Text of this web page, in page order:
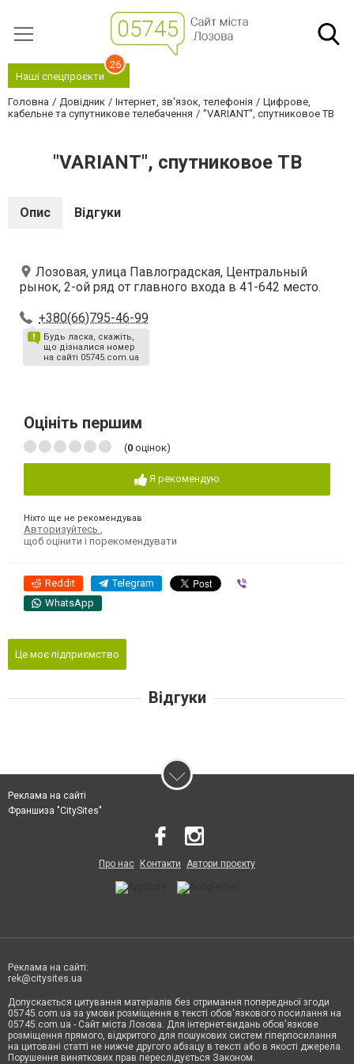
Наші спецпроєкти
26
Головна Довідник Інтернет, зв'язок, телефонія
Цифрове,
кабельне та супутникове телебачення
"VARIАNT", спутниковое ТВ
"VARIАNT", спутниковое ТВ
Опис Відгуки
Лозовая, улица Павлоградская, Центральный
рынок, 2-ой ряд от главного входа в 41-642 место.
+380(66)795-46-99
Будь ласка, скажіть,
що дізналися номер
на сайті 05745.com.ua
Оцініть першим
(0 оцінок)
Я рекомендую
Ніхто ще не рекомендував
Авторизуйтесь
щоб оцінити і порекомендувати
Reddit Telegram
WhatsApp
Це моє підприємство
Відгуки
Реклама на сайті
Франшиза "CitySites"
Про нас Контакти Автори проєкту
Реклама на сайті:
rek@citysites.ua
Допускається цитування матеріалів без отримання попередньої згоди
05745.com.ua за умови розміщення в тексті обов'язкового посилання на
05745.com.ua - Сайт міста Лозова. Для інтернет-видань обов'язкове
розміщення прямого, відкритого для пошукових систем гіперпосилання
на цитовані статті не нижче другого абзацу в тексті або в якості джерела.
Порушення виняткових прав переслідується Законом.